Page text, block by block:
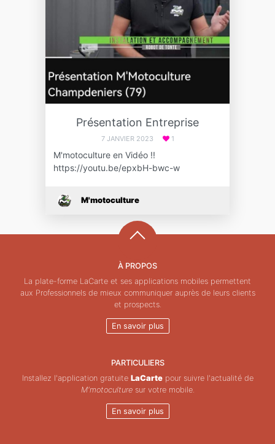
Présentation Entreprise
7 JANVIER 2023 1
M'motoculture en Vidéo !!
https://youtu.be/epxbH-bwc-w
M'motoculture
À PROPOS
La plate-forme LaCarte et ses applications mobiles permettent
aux Professionnels de mieux communiquer auprès de leurs clients
et prospects.
En savoir plus
PARTICULIERS
Installez l'application gratuite LaCartepour suivre l'actualité de
M'motoculturesur votre mobile.
En savoir plus